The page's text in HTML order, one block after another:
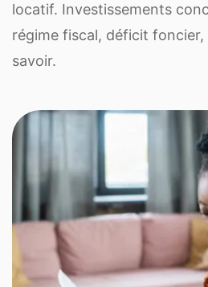
locatif. Investissements
régime fiscal, déficit foncier,
savoir.